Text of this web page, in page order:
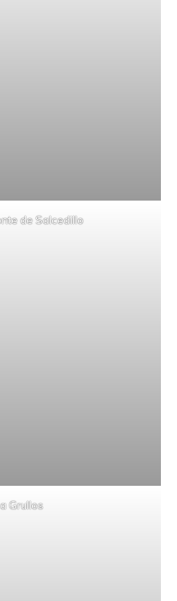
de Salcedillo
Grullos